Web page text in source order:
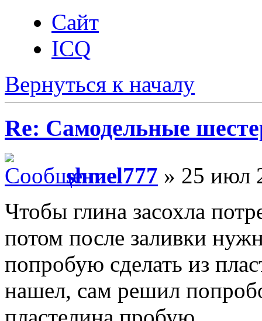
Сайт
ICQ
Вернуться к началу
Re: Самодельные
shmel777 » 25 июл
Чтобы глина засохла
потом после заливки
попробую сделать из
нашел, сам решил